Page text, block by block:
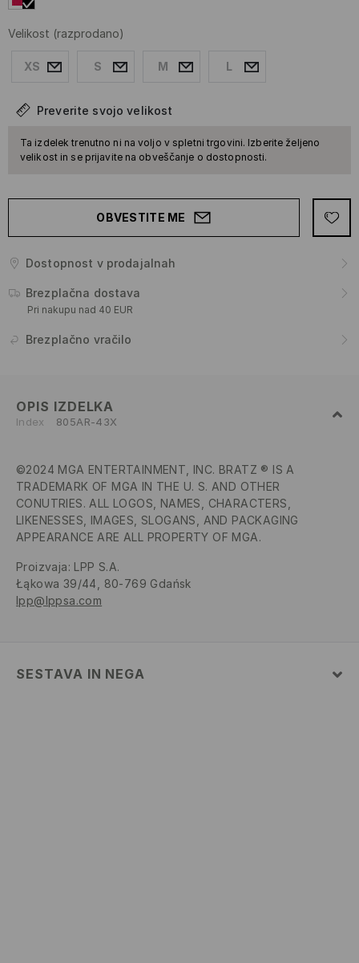
Velikost (razprodano)
XS S M L
Preverite svojo velikost
Ta izdelek trenutno ni na voljo v spletni trgovini. Izberite željeno
velikost in se prijavite na obveščanje o dostopnosti.
OBVESTITE ME
Dostopnost v prodajalnah
Brezplačna dostava
Pri nakupu nad 40 EUR
Brezplačno vračilo
OPIS IZDELKA
Index 805AR-43X
©2024 MGA ENTERTAINMENT, INC. BRATZ ® IS A
TRADEMARK OF MGA IN THE U. S. AND OTHER
CONUTRIES. ALL LOGOS, NAMES, CHARACTERS,
LIKENESSES, IMAGES, SLOGANS, AND PACKAGING
APPEARANCE ARE ALL PROPERTY OF MGA.
Proizvaja: LPP S.A.
Łąkowa 39/44, 80-769 Gdańsk
lpp@lppsa.com
SESTAVA IN NEGA